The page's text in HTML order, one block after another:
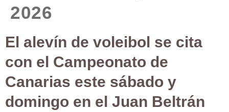
2026
El alevín de voleibol se cita
con el Campeonato de
Canarias este sábado y
domingo en el Juan Beltrán